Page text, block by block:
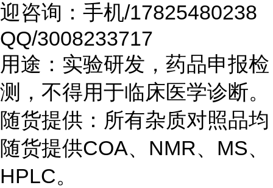
迎咨询：手机/17825480238
QQ/3008233717
用途：实验研发，药品申报检
测，不得用于临床医学诊断。
随货提供：所有杂质对照品均
随货提供COA、NMR、MS、
HPLC。